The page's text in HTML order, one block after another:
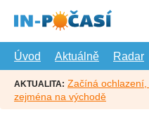
hlavní
Úvod
Aktuálně Radar
AKTUALITA: Začíná ochlazení,
zejména na východě